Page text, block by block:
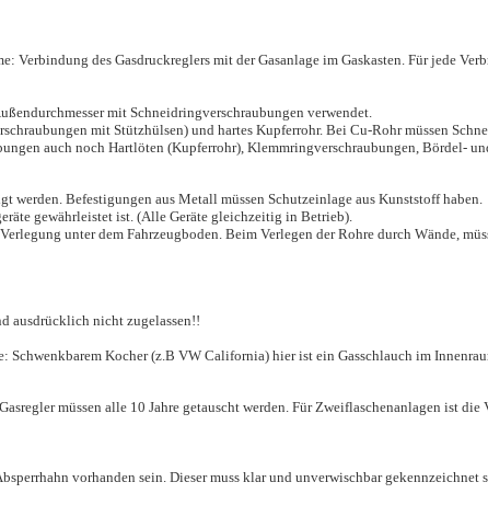
Verbindung des Gasdruckreglers mit der Gasanlage im Gaskasten. Für jede
mit Schneidringverschraubungen verwendet.
mit Stützhülsen) und hartes Kupferrohr. Bei Cu-Rohr müssen
auch noch Hartlöten (Kupferrohr), Klemmringverschraubungen, Bördel-
werden. Befestigungen aus Metall müssen Schutzeinlage aus Kunststoff haben.
gewährleistet ist. (Alle Geräte gleichzeitig in Betrieb).
unter dem Fahrzeugboden. Beim Verlegen der Rohre durch Wände,
ausdrücklich nicht zugelassen!!
Schwenkbarem Kocher (z.B VW California) hier ist ein Gasschlauch im
müssen alle 10 Jahre getauscht werden. Für Zweiflaschenanlagen ist
vorhanden sein. Dieser muss klar und unverwischbar